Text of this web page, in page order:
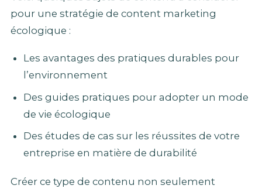
pour une stratégie de content marketing
écologique :
Les avantages des pratiques durables pour
l’environnement
Des guides pratiques pour adopter un mode
de vie écologique
Des études de cas sur les réussites de votre
entreprise en matière de durabilité
Créer ce type de contenu non seulement